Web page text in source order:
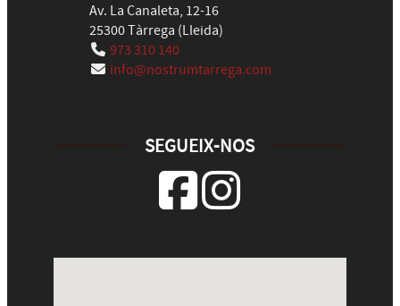
Av. La Canaleta, 12-16
25300Tàrrega (Lleida)
973 310 140
info@nostrumtarrega.com
SEGUEIX-NOS